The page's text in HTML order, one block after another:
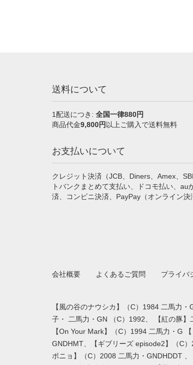
送料について
1配送につき: 全国一律880円
商品代金9,800円 以上ご購入で送料無料
お支払いについて
クレジット決済（JCB、Diners、Amex、
トバンクまとめて支払い、ドコモ払い、au
済、コンビニ決済、PayPay（オンライン決
会社概要 よくあるご質問 プライバ
【風の谷のナウシカ】（C）1984 二馬力
子・ 二馬力・GN （C）1992、 【紅の豚
【On Your Mark】（C）1994 二馬力・G
GNDHMT、【ギブリーズ episode2】（C
ポニョ】（C）2008 二馬力・GNDHDDT